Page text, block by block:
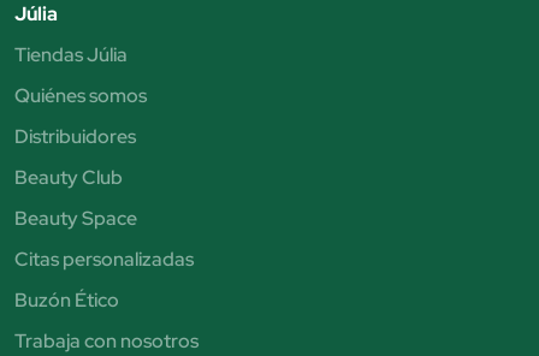
Júlia
Tiendas Júlia
Quiénes somos
Distribuidores
Beauty Club
Beauty Space
Citas personalizadas
Buzón Ético
Trabaja con nosotros